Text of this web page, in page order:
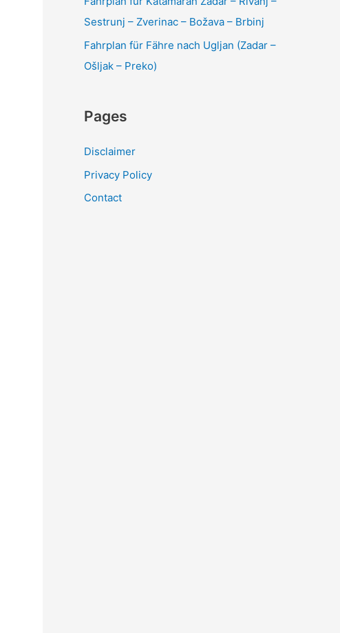
Sestrunj – Zverinac – Božava – Brbinj
Fahrplan für Fähre nach Ugljan (Zadar –
Ošljak – Preko)
Pages
Disclaimer
Privacy Policy
Contact